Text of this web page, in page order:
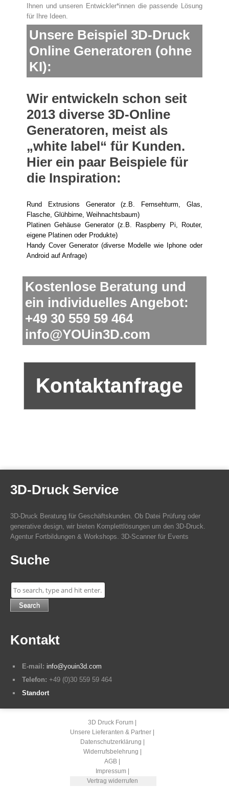
Ihnen und unseren Entwickler*innen die passende Lösung
für Ihre Ideen.
Unsere Beispiel 3D-Druck
Online Generatoren (ohne
KI):
Wir entwickeln schon seit
2013 diverse 3D-Online
Generatoren, meist als
„white label“ für Kunden.
Hier ein paar Beispiele für
die Inspiration:
Rund Extrusions Generator (z.B. Fernsehturm, Glas,
Flasche, Glühbirne, Weihnachtsbaum)
Platinen Gehäuse Generator (z.B. Raspberry Pi, Router,
eigene Platinen oder Produkte)
Handy Cover Generator (diverse Modelle wie Iphone oder
Android auf Anfrage)
Kostenlose Beratung und
ein individuelles Angebot:
+49 30 559 59 464
info@YOUin3D.com
Kontaktanfrage
3D-Druck Service
3D-Druck Beratung für Geschäftskunden. Ob Datei Prüfung oder
generative design, wir bieten Komplettlösungen um den 3D-Druck.
Agentur Fortbildungen & Workshops. 3D-Scanner für Events
Suche
Search
Kontakt
E-mail: info@youin3d.com
Telefon: +49 (0)30 559 59 464
Standort
3D Druck Forum
Unsere Lieferanten & Partner
Datenschutzerklärung
Widerrufsbelehrung
AGB
Impressum
Vertrag widerrufen